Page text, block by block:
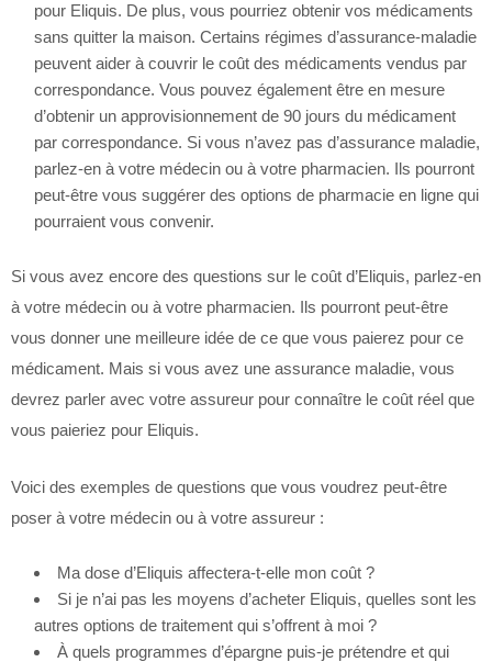
pour Eliquis. De plus, vous pourriez obtenir vos médicaments
sans quitter la maison. Certains régimes d’assurance-maladie
peuvent aider à couvrir le coût des médicaments vendus par
correspondance. Vous pouvez également être en mesure
d’obtenir un approvisionnement de 90 jours du médicament
par correspondance. Si vous n’avez pas d’assurance maladie,
parlez-en à votre médecin ou à votre pharmacien. Ils pourront
peut-être vous suggérer des options de pharmacie en ligne qui
pourraient vous convenir.
Si vous avez encore des questions sur le coût d’Eliquis, parlez-en
à votre médecin ou à votre pharmacien. Ils pourront peut-être
vous donner une meilleure idée de ce que vous paierez pour ce
médicament. Mais si vous avez une assurance maladie, vous
devrez parler avec votre assureur pour connaître le coût réel que
vous paieriez pour Eliquis.
Voici des exemples de questions que vous voudrez peut-être
poser à votre médecin ou à votre assureur :
Ma dose d’Eliquis affectera-t-elle mon coût ?
Si je n’ai pas les moyens d’acheter Eliquis, quelles sont les
autres options de traitement qui s’offrent à moi ?
À quels programmes d’épargne puis-je prétendre et qui